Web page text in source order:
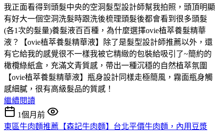
我正面看得到頭髮中央的空洞髮型設計師幫我拍照，頭頂明顯
有好大一個空洞洗髮時跟洗後梳理頭髮後都會看到很多頭髮
(各1次的髮量)養髮液百百種，為什麼選擇ovie植萃養髮精華
液？【ovie植萃養髮精華液】除了是髮型設計師推薦以外，還
有它給我的感覺很不一樣我被它精緻的包裝給吸引了~簡約的
橄欖綠紙盒，充滿文青質感，帶出一種沉穩的自然植萃氛圍
【ovie植萃養髮精華液】瓶身設計同樣走極簡風，霧面瓶身觸
感細膩，很有高級髮品的質感！
繼續閱讀
1個月前
東區牛肉麵推薦【森記牛肉麵】台北平價牛肉麵，內用豆漿